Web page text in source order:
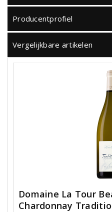
Producentprofiel
Vergelijkbare artikelen
Domaine La Tour
Chardonnay